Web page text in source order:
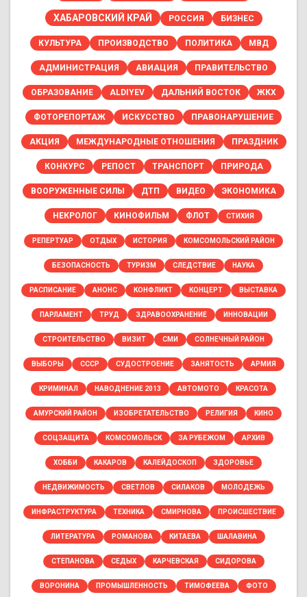
ХАБАРОВСКИЙ КРАЙ РОССИЯ БИЗНЕС
КУЛЬТУРА ПРОИЗВОДСТВО ПОЛИТИКА МВД
АДМИНИСТРАЦИЯ АВИАЦИЯ ПРАВИТЕЛЬСТВО
ОБРАЗОВАНИЕ ALDIYEV ДАЛЬНИЙ ВОСТОК ЖКХ
ФОТОРЕПОРТАЖ ИСКУССТВО ПРАВОНАРУШЕНИЕ
АКЦИЯ МЕЖДУНАРОДНЫЕ ОТНОШЕНИЯ ПРАЗДНИК
КОНКУРС РЕПОСТ ТРАНСПОРТ ПРИРОДА
ВООРУЖЕННЫЕ СИЛЫ ДТП ВИДЕО ЭКОНОМИКА
НЕКРОЛОГ КИНОФИЛЬМ ФЛОТ СТИХИЯ
РЕПЕРТУАР ОТДЫХ ИСТОРИЯ КОМСОМОЛЬСКИЙ РАЙОН
БЕЗОПАСНОСТЬ ТУРИЗМ СЛЕДСТВИЕ НАУКА
РАСПИСАНИЕ АНОНС КОНФЛИКТ КОНЦЕРТ ВЫСТАВКА
ПАРЛАМЕНТ ТРУД ЗДРАВООХРАНЕНИЕ ИННОВАЦИИ
СТРОИТЕЛЬСТВО ВИЗИТ СМИ СОЛНЕЧНЫЙ РАЙОН
ВЫБОРЫ СССР СУДОСТРОЕНИЕ ЗАНЯТОСТЬ АРМИЯ
КРИМИНАЛ НАВОДНЕНИЕ 2013 АВТОМОТО КРАСОТА
АМУРСКИЙ РАЙОН ИЗОБРЕТАТЕЛЬСТВО РЕЛИГИЯ КИНО
СОЦЗАЩИТА КОМСОМОЛЬСК ЗА РУБЕЖОМ АРХИВ
ХОББИ КАКАРОВ КАЛЕЙДОСКОП ЗДОРОВЬЕ
НЕДВИЖИМОСТЬ СВЕТЛОВ СИЛАКОВ МОЛОДЕЖЬ
ИНФРАСТРУКТУРА ТЕХНИКА СМИРНОВА ПРОИСШЕСТВИЕ
ЛИТЕРАТУРА РОМАНОВА КИТАЕВА ШАЛАВИНА
СТЕПАНОВА СЕДЫХ КАРЧЕВСКАЯ СИДОРОВА
ВОРОНИНА ПРОМЫШЛЕННОСТЬ ТИМОФЕЕВА ФОТО